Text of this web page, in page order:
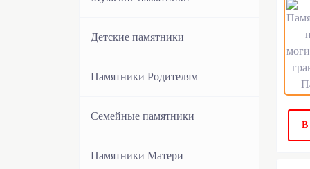
Стандартные памятники
Европейские памятники
Детские памятники
Памятники Родителям
Семейные памятники
Памятники Матери
В